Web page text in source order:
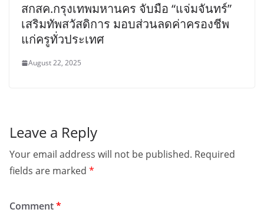
สกสค.กรุงเทพมหานคร จับมือ “แจ่มจันทร์”
เสริมทัพสวัสดิการ มอบส่วนลดค่าครองชีพ
แก่ครูทั่วประเทศ
August 22, 2025
Leave a Reply
Your email address will not be published. Required
fields are marked *
Comment*